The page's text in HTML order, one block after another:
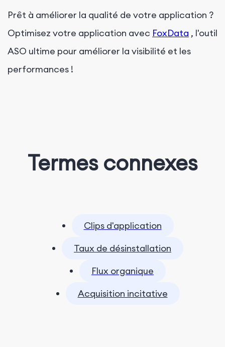
Prêt à améliorer la qualité de votre application ?
Optimisez votre application avec FoxData , l'outil
ASO ultime pour améliorer la visibilité et les
performances !
Termes connexes
Clips d'application
Taux de désinstallation
Flux organique
Acquisition incitative